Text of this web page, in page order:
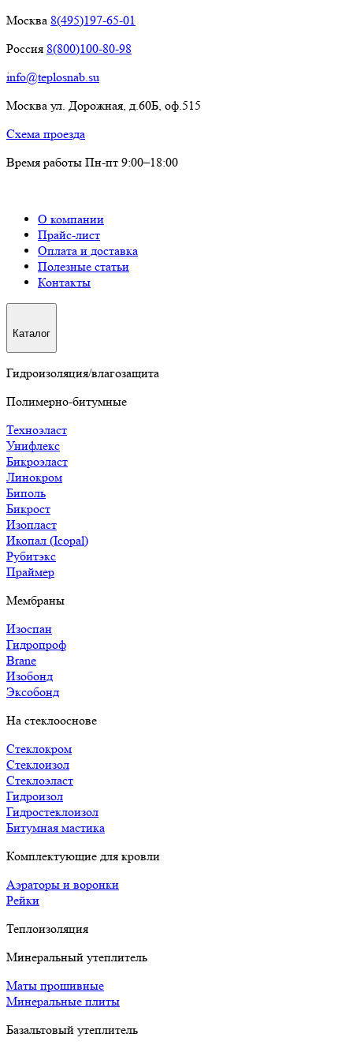
Москва 8(495)197-65-01
Россия 8(800)100-80-98
info@teplosnab.su
Москва ул. Дорожная, д.60Б, оф.515
Схема проезда
Время работы Пн-пт 9:00–18:00
О компании
Прайс-лист
Оплата и доставка
Полезные статьи
Контакты
Каталог
Гидроизоляция/влагозащита
Полимерно-битумные
Техноэласт
Унифлекс
Бикроэласт
Линокром
Биполь
Бикрост
Изопласт
Икопал (Icopal)
Рубитэкс
Праймер
Мембраны
Изоспан
Гидропроф
Brane
Изобонд
Эксобонд
На стеклооснове
Стеклокром
Стеклоизол
Стеклоэласт
Гидроизол
Гидростеклоизол
Битумная мастика
Комплектующие для кровли
Аэраторы и воронки
Рейки
Теплоизоляция
Минеральный утеплитель
Маты прошивные
Минеральные плиты
Базальтовый утеплитель